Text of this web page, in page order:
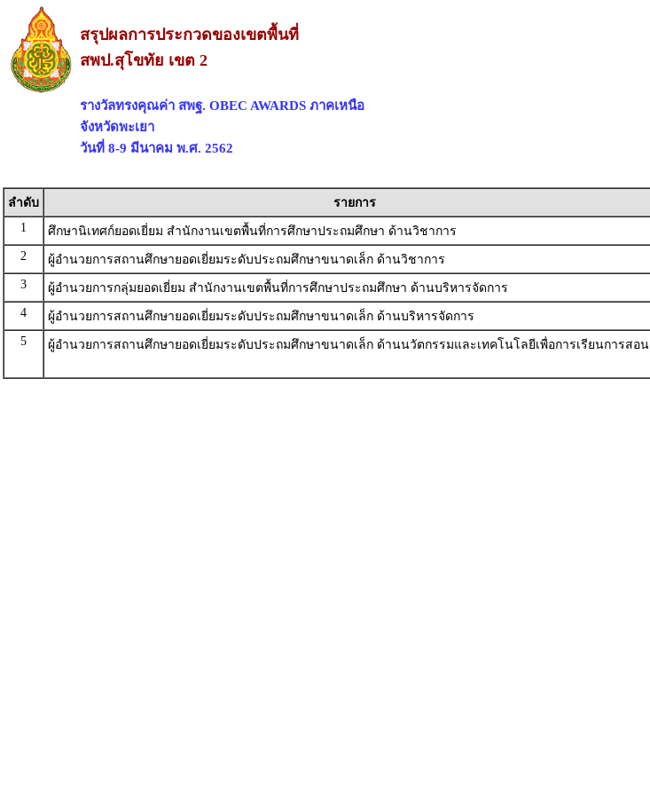
สรุปผลการประกวดของเขตพื้นที่
สพป.สุโขทัย เขต 2
รางวัลทรงคุณค่า สพฐ. OBEC AWARDS ภาคเหนือ
จังหวัดพะเยา
วันที่ 8-9 มีนาคม พ.ศ. 2562
ลำดับ รายการ
1
ศึกษานิเทศก์ยอดเยี่ยม สำนักงานเขตพื้นที่การศึกษาประถมศึกษา ด้านวิชาการ
2
ผู้อำนวยการสถานศึกษายอดเยี่ยมระดับประถมศึกษาขนาดเล็ก ด้านวิชาการ
3
ผู้อำนวยการกลุ่มยอดเยี่ยม สำนักงานเขตพื้นที่การศึกษาประถมศึกษา ด้านบริหารจัดการ
4
ผู้อำนวยการสถานศึกษายอดเยี่ยมระดับประถมศึกษาขนาดเล็ก ด้านบริหารจัดการ
5
ผู้อำนวยการสถานศึกษายอดเยี่ยมระดับประถมศึกษาขนาดเล็ก ด้านนวัตกรรมและเทคโนโลยีเพื่อการเรียนการสอน